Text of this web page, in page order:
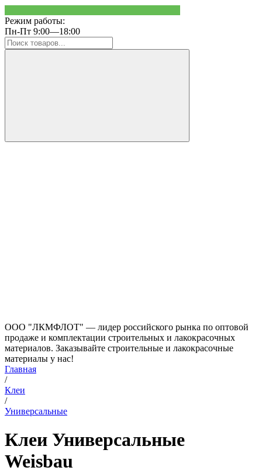
Режим работы:
Пн-Пт 9:00—18:00
ООО "ЛКМФЛОТ" — лидер российского рынка по оптовой
продаже и комплектации строительных и лакокрасочных
материалов. Заказывайте строительные и лакокрасочные
материалы у нас!
Главная
/
Клеи
/
Универсальные
Клеи Универсальные
Weisbau